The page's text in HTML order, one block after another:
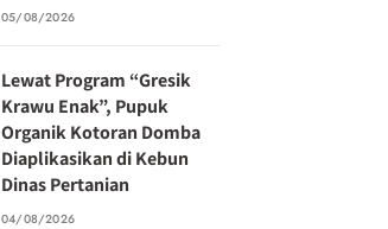
05/08/2026
Lewat Program “Gresik
Krawu Enak”, Pupuk
Organik Kotoran Domba
Diaplikasikan di Kebun
Dinas Pertanian
04/08/2026